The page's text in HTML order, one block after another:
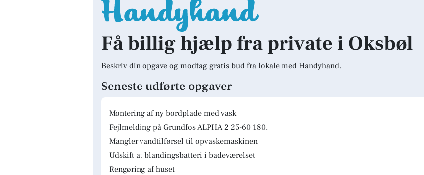
Få billig hjælp fra private i Oksbøl
Beskriv din opgave og modtag gratis bud fra lokale med Handyhand.
Seneste udførte opgaver
Montering af ny bordplade med vask
Fejlmelding på Grundfos ALPHA 2 25-60 180.
Mangler vandtilførsel til opvaskemaskinen
Udskift at blandingsbatteri i badeværelset
Rengøring af huset